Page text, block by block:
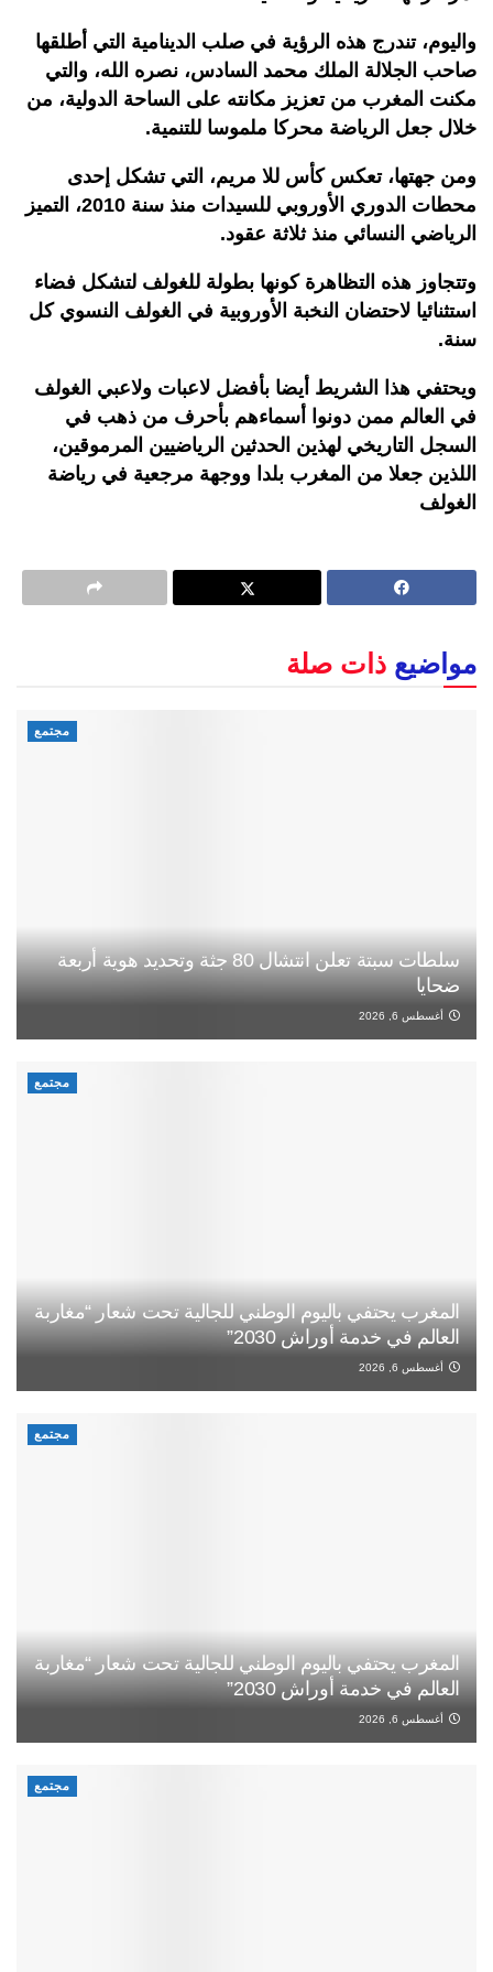
واليوم، تندرج هذه الرؤية في صلب الدينامية التي أطلقها
صاحب الجلالة الملك محمد السادس، نصره الله، والتي
مكنت المغرب من تعزيز مكانته على الساحة الدولية، من
خلال جعل الرياضة محركا ملموسا للتنمية.
ومن جهتها، تعكس كأس للا مريم، التي تشكل إحدى
محطات الدوري الأوروبي للسيدات منذ سنة 2010، التميز
الرياضي النسائي منذ ثلاثة عقود.
وتتجاوز هذه التظاهرة كونها بطولة للغولف لتشكل فضاء
استثنائيا لاحتضان النخبة الأوروبية في الغولف النسوي كل
سنة.
ويحتفي هذا الشريط أيضا بأفضل لاعبات ولاعبي الغولف
في العالم ممن دونوا أسماءهم بأحرف من ذهب في
السجل التاريخي لهذين الحدثين الرياضيين المرموقين،
اللذين جعلا من المغرب بلدا ووجهة مرجعية في رياضة
الغولف
مواضيع ذات صلة
مجتمع
سلطات سبتة تعلن انتشال 80 جثة وتحديد هوية أربعة
ضحايا
أغسطس 6, 2026
مجتمع
المغرب يحتفي باليوم الوطني للجالية تحت شعار “مغاربة
العالم في خدمة أوراش 2030”
أغسطس 6, 2026
مجتمع
المغرب يحتفي باليوم الوطني للجالية تحت شعار “مغاربة
العالم في خدمة أوراش 2030”
أغسطس 6, 2026
مجتمع